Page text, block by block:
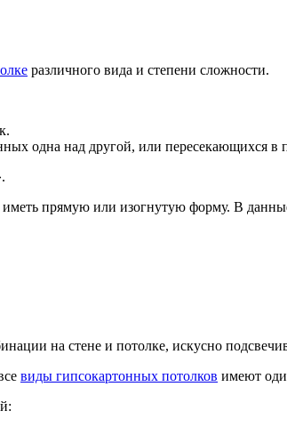
различного вида и степени сложности.
одна над другой, или пересекающихся в
прямую или изогнутую форму. В
на стене и потолке, искусно
виды гипсокартонных потолков имеют